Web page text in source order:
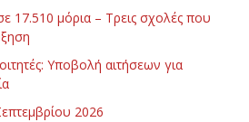
17.510 μόρια – Τρεις σχολές που
Υποβολή αιτήσεων για
2026